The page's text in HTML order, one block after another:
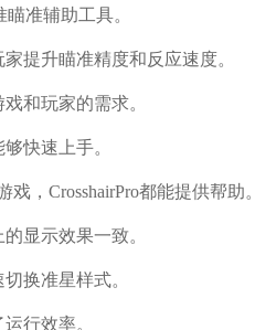
准辅助工具。
提升瞄准精度和反应速度。
和玩家的需求。
快速上手。
，CrosshairPro都能提供帮助。
显示效果一致。
换准星样式。
行效率。